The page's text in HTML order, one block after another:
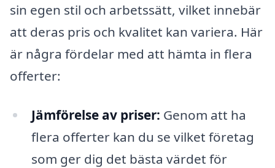
sin egen stil och arbetssätt, vilket innebär
att deras pris och kvalitet kan variera. Här
är några fördelar med att hämta in flera
offerter:
Jämförelse av priser: Genom att ha
flera offerter kan du se vilket företag
som ger dig det bästa värdet för